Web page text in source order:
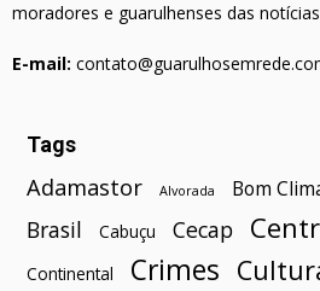
moradores e guarulhenses das
E-mail:
Tags
Adamastor Alvorada Bom
Brasil Cabuçu Cecap
Continental Crimes